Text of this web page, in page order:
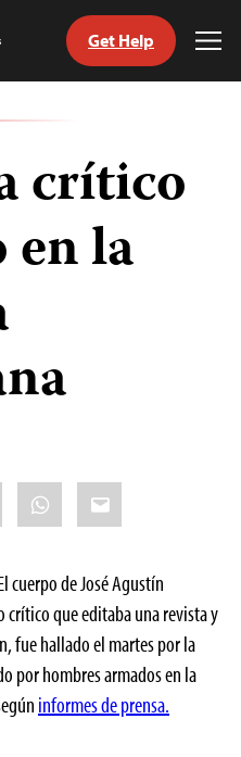
Get Help
crítico
en la
WhatsApp
Email
cuerpo de José Agustín
que editaba una revista y
fue hallado el martes por la
por hombres armados en la
informes de prensa.